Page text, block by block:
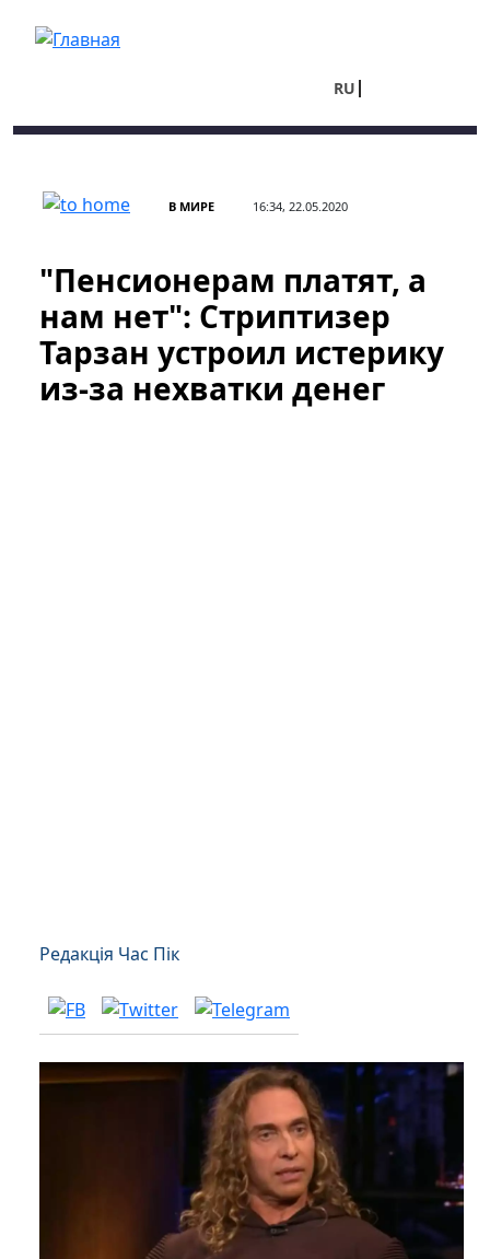
RU
В МИРЕ 16:34, 22.05.2020
"Пенсионерам платят, а
нам нет": Стриптизер
Тарзан устроил истерику
из-за нехватки денег
Редакція Час Пік